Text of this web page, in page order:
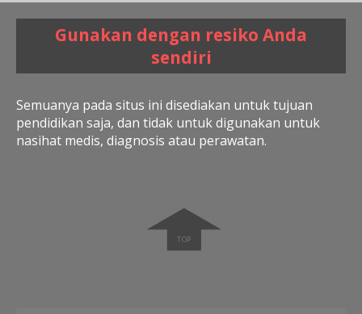
Gunakan dengan resiko Anda
sendiri
Semuanya pada situs ini disediakan untuk tujuan
pendidikan saja, dan tidak untuk digunakan untuk
nasihat medis, diagnosis atau perawatan.
➧